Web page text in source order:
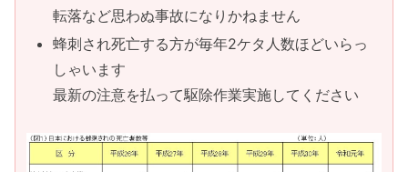
転落など思わぬ事故になりかねません
蜂刺され死亡する方が毎年2ケタ人数ほどいらっ
しゃいます
最新の注意を払って駆除作業実施してください